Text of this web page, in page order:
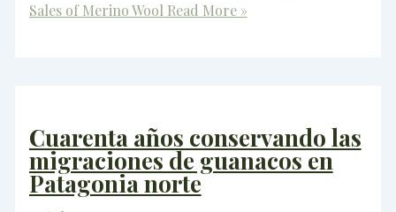
Sales of Merino WoolRead More »
Cuarenta años conservando las
migraciones de guanacos en
Patagonia norte